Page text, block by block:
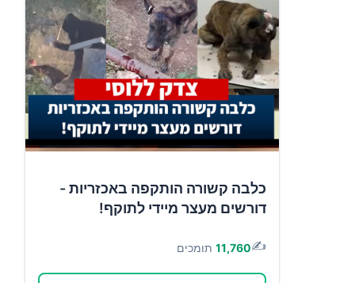
כלבה קשורה הותקפה באכזריות -
דורשים מעצר מיידי לתוקף!
✍️
11,760 תומכים